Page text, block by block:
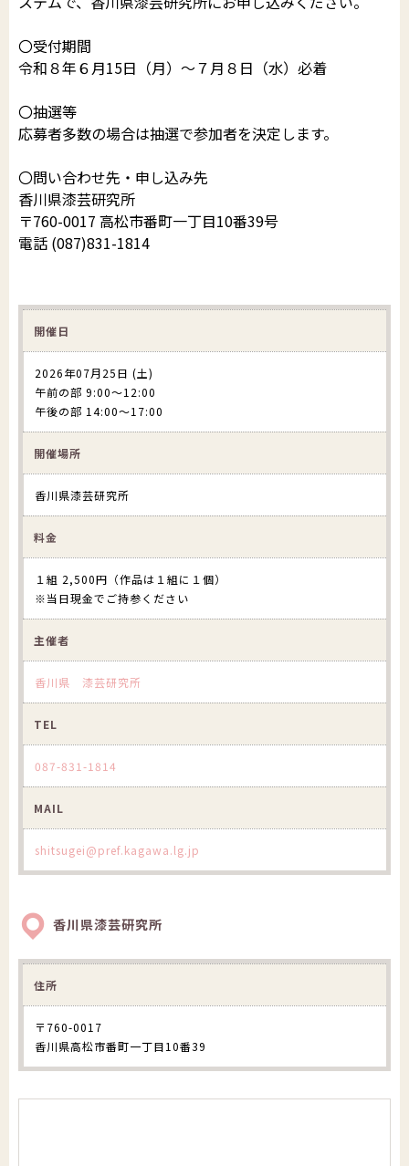
〇受付期間
令和８年６月15日（月）～７月８日（水）必着
〇抽選等
応募者多数の場合は抽選で参加者を決定します。
〇問い合わせ先・申し込み先
香川県漆芸研究所
〒760-0017 高松市番町一丁目10番39号
電話 (087)831-1814
開催日
2026年07月25日 (土)
午前の部 9:00～12:00
午後の部 14:00～17:00
開催場所
香川県漆芸研究所
料金
１組 2,500円（作品は１組に１個）
※当日現金でご持参ください
主催者
香川県 漆芸研究所
TEL
087-831-1814
MAIL
shitsugei@pref.kagawa.lg.jp
香川県漆芸研究所
住所
〒760-0017
香川県高松市番町一丁目10番39